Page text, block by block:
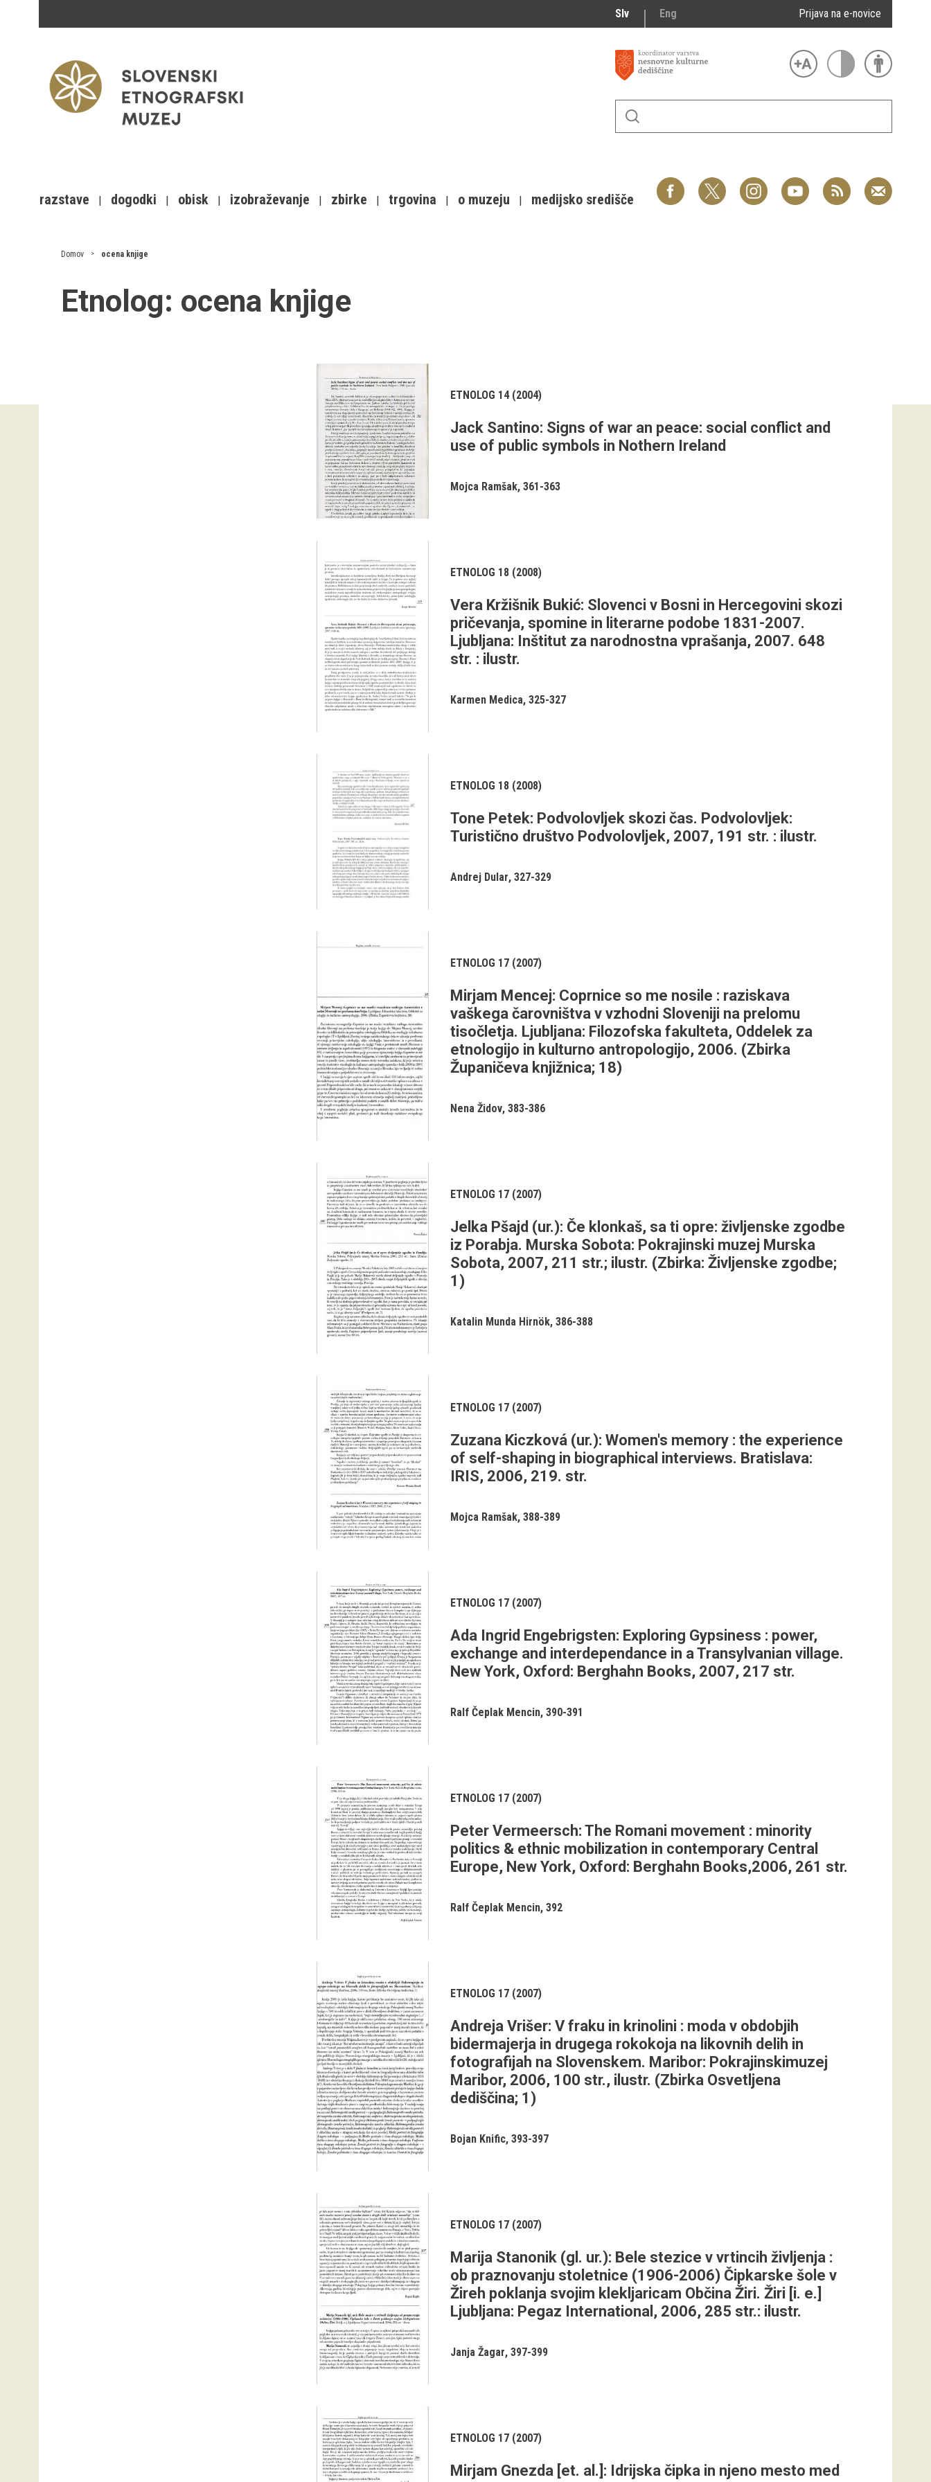
Slv Eng Prijava na e-novice
razstave dogodki obisk izobraževanje zbirke trgovina o muzeju medijsko središče
Domov ocena knjige
Etnolog: ocena knjige
ETNOLOG 14 (2004)
Jack Santino: Signs of war an peace: social conflict and
use of public symbols in Nothern Ireland
Mojca Ramšak 361-363
ETNOLOG 18 (2008)
Vera Kržišnik Bukić: Slovenci v Bosni in Hercegovini skozi
pričevanja, spomine in literarne podobe 1831-2007.
Ljubljana: Inštitut za narodnostna vprašanja, 2007. 648
str. : ilustr.
Karmen Medica 325-327
ETNOLOG 18 (2008)
Tone Petek: Podvolovljek skozi čas. Podvolovljek:
Turistično društvo Podvolovljek, 2007, 191 str. : ilustr.
Andrej Dular 327-329
ETNOLOG 17 (2007)
Mirjam Mencej: Coprnice so me nosile : raziskava
vaškega čarovništva v vzhodni Sloveniji na prelomu
tisočletja. Ljubljana: Filozofska fakulteta, Oddelek za
etnologijo in kulturno antropologijo, 2006. (Zbirka
Županičeva knjižnica; 18)
Nena Židov 383-386
ETNOLOG 17 (2007)
Jelka Pšajd (ur.): Če klonkaš, sa ti opre: življenske zgodbe
iz Porabja. Murska Sobota: Pokrajinski muzej Murska
Sobota, 2007, 211 str.; ilustr. (Zbirka: Življenske zgodbe;
1)
Katalin Munda Hirnök 386-388
ETNOLOG 17 (2007)
Zuzana Kiczková (ur.): Women's memory : the experience
of self-shaping in biographical interviews. Bratislava:
IRIS, 2006, 219. str.
Mojca Ramšak 388-389
ETNOLOG 17 (2007)
Ada Ingrid Engebrigsten: Exploring Gypsiness : power,
exchange and interdependance in a Transylvanian village.
New York, Oxford: Berghahn Books, 2007, 217 str.
Ralf Čeplak Mencin 390-391
ETNOLOG 17 (2007)
Peter Vermeersch: The Romani movement : minority
politics & ethnic mobilization in contemporary Central
Europe, New York, Oxford: Berghahn Books,2006, 261 str.
Ralf Čeplak Mencin 392
ETNOLOG 17 (2007)
Andreja Vrišer: V fraku in krinolini : moda v obdobjih
bidermajerja in drugega rokokoja na likovnih delih in
fotografijah na Slovenskem. Maribor: Pokrajinskimuzej
Maribor, 2006, 100 str., ilustr. (Zbirka Osvetljena
dediščina; 1)
Bojan Knific 393-397
ETNOLOG 17 (2007)
Marija Stanonik (gl. ur.): Bele stezice v vrtincih življenja :
ob praznovanju stoletnice (1906-2006) Čipkarske šole v
Žireh poklanja svojim klekljaricam Občina Žiri. Žiri [i. e.]
Ljubljana: Pegaz International, 2006, 285 str.: ilustr.
Janja Žagar 397-399
ETNOLOG 17 (2007)
Mirjam Gnezda [et. al.]: Idrijska čipka in njeno mesto med